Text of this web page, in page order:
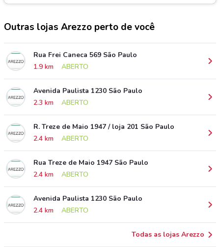
Outras lojas Arezzo perto de você
Rua Frei Caneca 569 São Paulo
1.9 km
ABERTO
Avenida Paulista 1230 São Paulo
2.3 km
ABERTO
R. Treze de Maio 1947 / loja 201 São Paulo
2.4 km
ABERTO
Rua Treze de Maio 1947 São Paulo
2.4 km
ABERTO
Avenida Paulista 1230 São Paulo
2.4 km
ABERTO
Todas as lojas Arezzo